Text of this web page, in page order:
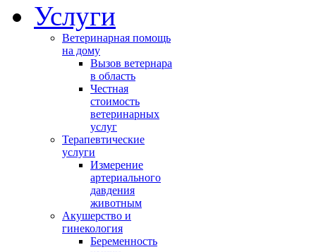
Услуги
Ветеринарная помощь
на дому
Вызов ветернара
в область
Честная
стоимость
ветеринарных
услуг
Терапевтические
услуги
Измерение
артериального
давдения
животным
Акушерство и
гинекология
Беременность